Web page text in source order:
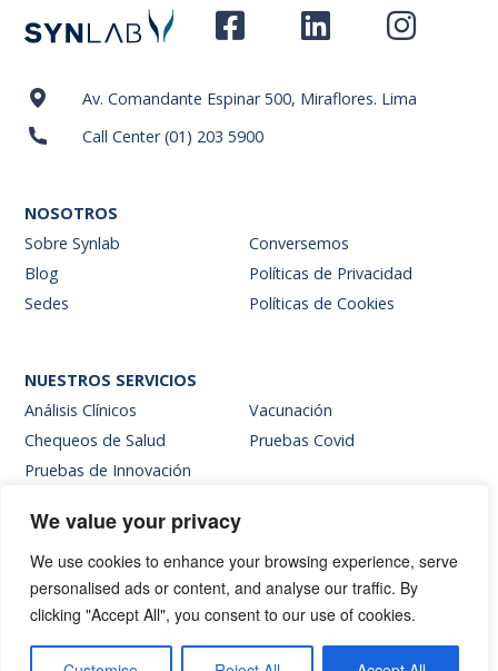
We value your privacy
We use cookies to enhance your browsing experience, serve
personalised ads or content, and analyse our traffic. By
clicking "Accept All", you consent to our use of cookies.
Av. Comandante Espinar 500, Miraflores. Lima
Call Center (01) 203 5900
NOSOTROS
Sobre Synlab
Blog
Sedes
Conversemos
Políticas de Privacidad
Políticas de Cookies
NUESTROS SERVICIOS
Análisis Clínicos
Chequeos de Salud
Pruebas de Innovación
Vacunación
Pruebas Covid
Web de resultados